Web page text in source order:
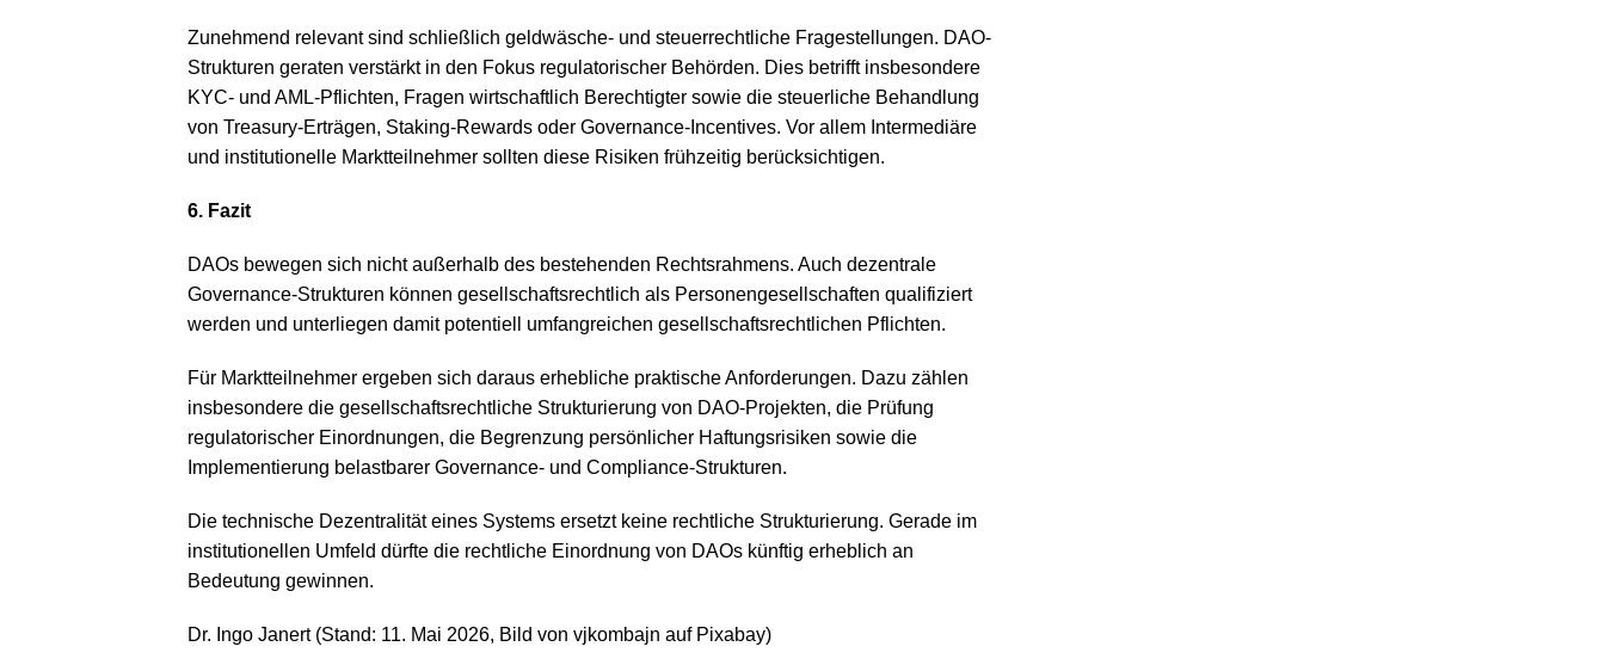
Zunehmend relevant sind schließlich geldwäsche- und steuerrechtliche Fragestellungen. DAO-
Strukturen geraten verstärkt in den Fokus regulatorischer Behörden. Dies betrifft insbesondere
KYC- und AML-Pflichten, Fragen wirtschaftlich Berechtigter sowie die steuerliche Behandlung
von Treasury-Erträgen, Staking-Rewards oder Governance-Incentives. Vor allem Intermediäre
und institutionelle Marktteilnehmer sollten diese Risiken frühzeitig berücksichtigen.
6. Fazit
DAOs bewegen sich nicht außerhalb des bestehenden Rechtsrahmens. Auch dezentrale
Governance-Strukturen können gesellschaftsrechtlich als Personengesellschaften qualifiziert
werden und unterliegen damit potentiell umfangreichen gesellschaftsrechtlichen Pflichten.
Für Marktteilnehmer ergeben sich daraus erhebliche praktische Anforderungen. Dazu zählen
insbesondere die gesellschaftsrechtliche Strukturierung von DAO-Projekten, die Prüfung
regulatorischer Einordnungen, die Begrenzung persönlicher Haftungsrisiken sowie die
Implementierung belastbarer Governance- und Compliance-Strukturen.
Die technische Dezentralität eines Systems ersetzt keine rechtliche Strukturierung. Gerade im
institutionellen Umfeld dürfte die rechtliche Einordnung von DAOs künftig erheblich an
Bedeutung gewinnen.
Dr. Ingo Janert (Stand: 11. Mai 2026, Bild von vjkombajn auf Pixabay)